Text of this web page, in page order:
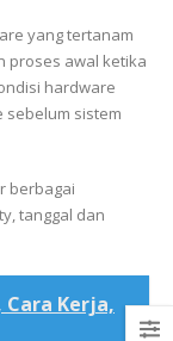
yang tertanam
proses awal ketika
hardware
sebelum sistem
berbagai
tanggal dan
Cara Kerja,